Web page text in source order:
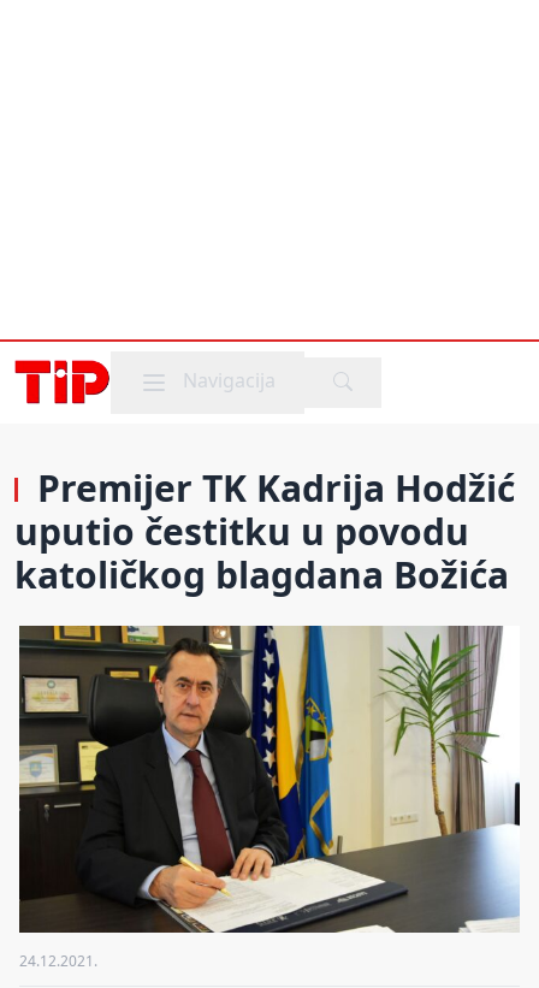
Mobile menu
Navigacija
Premijer TK Kadrija Hodžić
uputio čestitku u povodu
katoličkog blagdana Božića
24.12.2021.